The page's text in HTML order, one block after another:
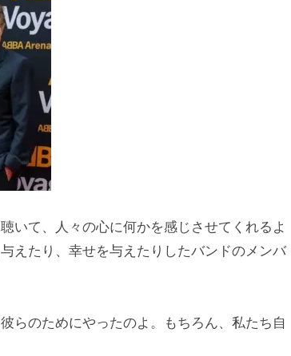
いて、人々の心に何かを感じさせてくれるよ
えたり、幸せを与えたりしたバンドのメンバ
のためにやったのよ。もちろん、私たち自